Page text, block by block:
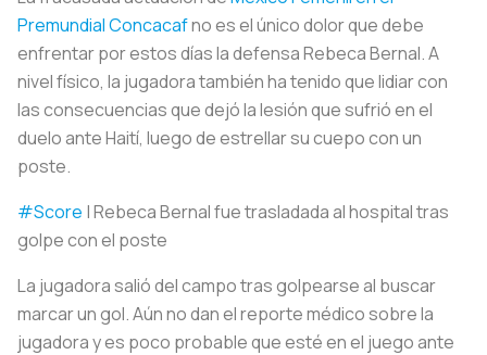
Premundial Concacafno es el único dolor que debe
enfrentar por estos días la defensa Rebeca Bernal. A
nivel físico, la jugadora también ha tenido que lidiar con
las consecuencias que dejó la lesión que sufrió en el
duelo ante Haití, luego de estrellar su cuepo con un
poste.
#Score | Rebeca Bernal fue trasladada al hospital tras
golpe con el poste
La jugadora salió del campo tras golpearse al buscar
marcar un gol. Aún no dan el reporte médico sobre la
jugadora y es poco probable que esté en el juego ante